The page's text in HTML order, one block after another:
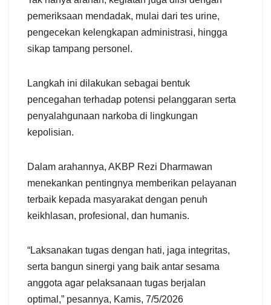
pemeriksaan mendadak, mulai dari tes urine,
pengecekan kelengkapan administrasi, hingga
sikap tampang personel.
Langkah ini dilakukan sebagai bentuk
pencegahan terhadap potensi pelanggaran serta
penyalahgunaan narkoba di lingkungan
kepolisian.
Dalam arahannya, AKBP Rezi Dharmawan
menekankan pentingnya memberikan pelayanan
terbaik kepada masyarakat dengan penuh
keikhlasan, profesional, dan humanis.
“Laksanakan tugas dengan hati, jaga integritas,
serta bangun sinergi yang baik antar sesama
anggota agar pelaksanaan tugas berjalan
optimal,” pesannya, Kamis, 7/5/2026